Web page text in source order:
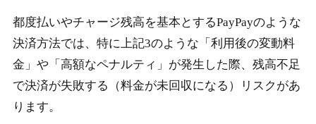
都度払いやチャージ残高を基本とするPayPayのような
決済方法では、特に上記3のような「利用後の変動料
金」や「高額なペナルティ」が発生した際、残高不足
で決済が失敗する（料金が未回収になる）リスクがあ
ります。